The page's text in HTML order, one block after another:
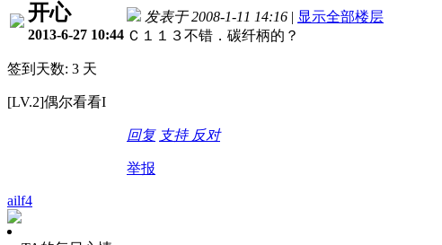
开心
2013-6-27 10:44
签到天数: 3 天
[LV.2]偶尔看看I
发表于 2008-1-11 14:16 | 显示全部楼层
Ｃ１１３不错．碳纤柄的？
回复 支持 反对
举报
ailf4